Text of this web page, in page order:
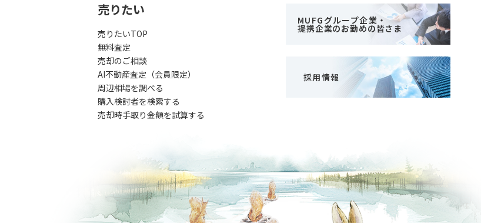
売りたい
売りたいTOP
無料査定
売却のご相談
AI不動産査定（会員限定）
周辺相場を調べる
購入検討者を検索する
売却時手取り金額を試算する
MUFGグループ企業・
提携企業のお勤めの皆さま
採用情報